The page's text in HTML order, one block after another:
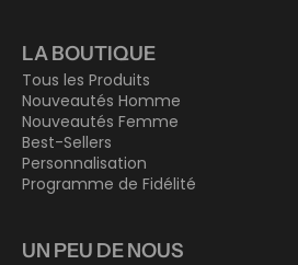
LA BOUTIQUE
Tous les Produits
Nouveautés Homme
Nouveautés Femme
Best-Sellers
Personnalisation
Programme de Fidélité
UN PEU DE NOUS